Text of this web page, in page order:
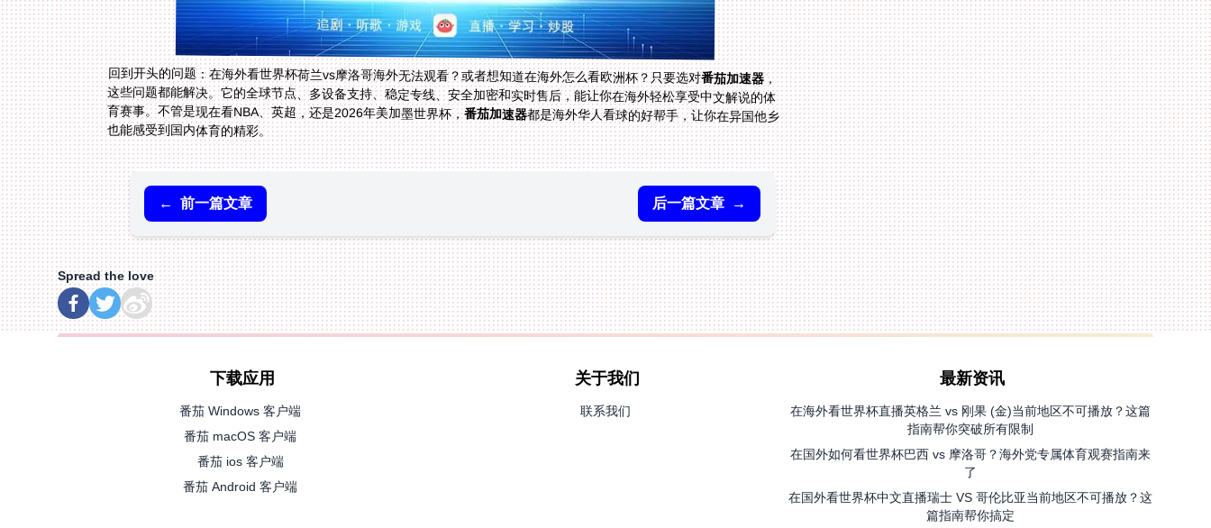
回到开头的问题：在海外看世界杯荷兰vs摩洛哥海外无法观看？或者想知道在海外怎么看欧洲杯？只要选对番茄加速器，
这些问题都能解决。它的全球节点、多设备支持、稳定专线、安全加密和实时售后，能让你在海外轻松享受中文解说的体
育赛事。不管是现在看NBA、英超，还是2026年美加墨世界杯，番茄加速器都是海外华人看球的好帮手，让你在异国他乡
也能感受到国内体育的精彩。
← 前一篇文章 后一篇文章 →
Spread the love
下载应用
番茄 Windows 客户端
番茄 macOS 客户端
番茄 ios 客户端
番茄 Android 客户端
关于我们
联系我们
最新资讯
在海外看世界杯直播英格兰 vs 刚果 (金)当前地区不可播放？这篇
指南帮你突破所有限制
在国外如何看世界杯巴西 vs 摩洛哥？海外党专属体育观赛指南来
了
在国外看世界杯中文直播瑞士 VS 哥伦比亚当前地区不可播放？这
篇指南帮你搞定